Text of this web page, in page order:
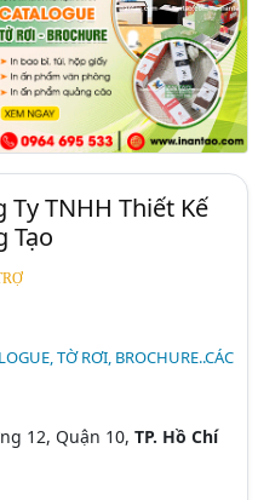
Ty TNHH Thiết Kế
Tạo
TỜ RƠI, BROCHURE..CÁC
12, Quận 10,TP. Hồ Chí